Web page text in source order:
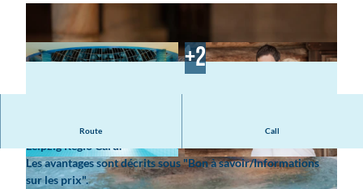
© www.sachsen-therme.de © www.sachsen-therme.de
Route Call
Les thermes de Saxe sont partenaires de la Leipzig Card/
Leipzig Regio Card.
Les avantages sont décrits sous "Bon à savoir/Informations
sur les prix".